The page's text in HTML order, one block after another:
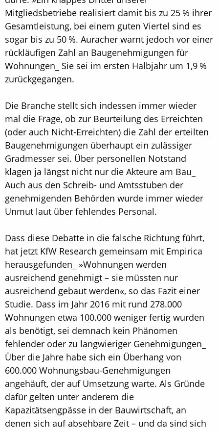
Mitgliedsbetriebe realisiert damit bis zu 25 % ihrer
Gesamtleistung, bei einem guten Viertel sind es
sogar bis zu 50 %. Auracher warnt jedoch vor einer
rückläufigen Zahl an Baugenehmigungen für
Wohnungen_ Sie sei im ersten Halbjahr um 1,9 %
zurückgegangen.
Die Branche stellt sich indessen immer wieder
mal die Frage, ob zur Beurteilung des Erreichten
(oder auch Nicht-Erreichten) die Zahl der erteilten
Baugenehmigungen überhaupt ein zulässiger
Gradmesser sei. Über personellen Notstand
klagen ja längst nicht nur die Akteure am Bau_
Auch aus den Schreib- und Amtsstuben der
genehmigenden Behörden wurde immer wieder
Unmut laut über fehlendes Personal.
Dass diese Debatte in die falsche Richtung führt,
hat jetzt KfW Research gemeinsam mit Empirica
herausgefunden_ »Wohnungen werden
ausreichend genehmigt – sie müssten nur
ausreichend gebaut werden«, so das Fazit einer
Studie. Dass im Jahr 2016 mit rund 278.000
Wohnungen etwa 100.000 weniger fertig wurden
als benötigt, sei demnach kein Phänomen
fehlender oder zu langwieriger Genehmigungen_
Über die Jahre habe sich ein Überhang von
600.000 Wohnungsbau-Genehmigungen
angehäuft, der auf Umsetzung warte. Als Gründe
dafür gelten unter anderem die
Kapazitätsengpässe in der Bauwirtschaft, an
denen sich auf absehbare Zeit – und da sind sich